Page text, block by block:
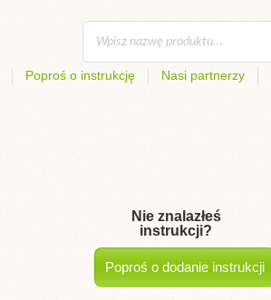
Poproś o instrukcję Nasi partnerzy
Nie znalazłeś
instrukcji?
Poproś o dodanie instrukcji